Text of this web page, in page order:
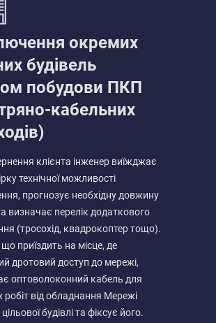
окремих
будівель
побудови ПКП
кабельних
клієнта інженер виїжджає
технічної можливості
прогнозує необхідну довжину
визначає перелік додаткового
(тросохід, квадрокоптер тощо).
приїздить на місце, де
дротовий доступ до мережі,
оптоволоконний кабель для
робіт від обладнання Мережі
будівлі та фіксує його.